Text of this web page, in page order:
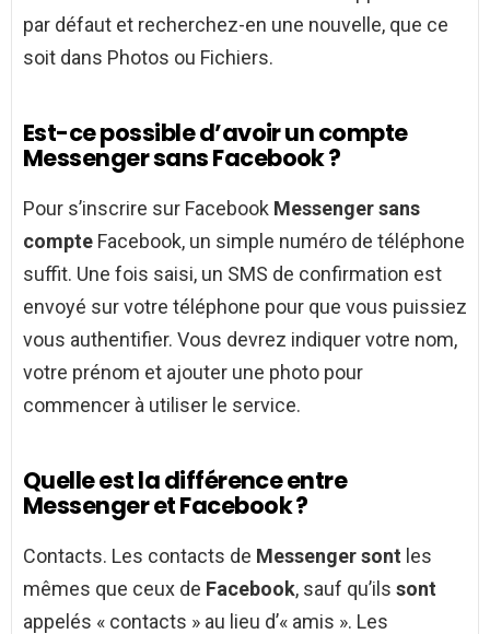
par défaut et recherchez-en une nouvelle, que ce
soit dans Photos ou Fichiers.
Est-ce possible d’avoir un compte
Messenger sans Facebook ?
Pour s’inscrire sur Facebook Messenger sans
compte Facebook, un simple numéro de téléphone
suffit. Une fois saisi, un SMS de confirmation est
envoyé sur votre téléphone pour que vous puissiez
vous authentifier. Vous devrez indiquer votre nom,
votre prénom et ajouter une photo pour
commencer à utiliser le service.
Quelle est la différence entre
Messenger et Facebook ?
Contacts. Les contacts de Messenger sont les
mêmes que ceux de Facebook, sauf qu’ils sont
appelés « contacts » au lieu d’« amis ». Les